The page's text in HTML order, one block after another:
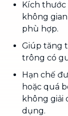
Kích
không
phù hợp.
Giúp tăng
trông có
Hạn chế
hoặc quá
không giải
dụng.